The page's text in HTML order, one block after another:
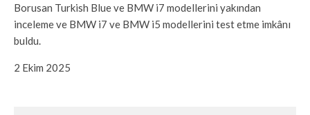
Borusan Turkish Blue ve BMW i7 modellerini yakından
inceleme ve BMW i7 ve BMW i5 modellerini test etme imkânı
buldu.
2 Ekim 2025